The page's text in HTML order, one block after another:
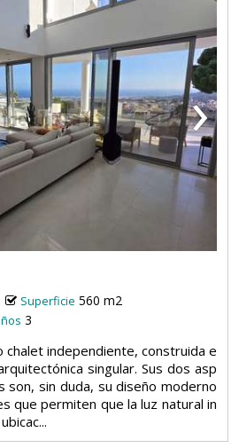
›
Superficie 560 m2
3
chalet independiente, construida e
singular. Sus dos asp
son, sin duda, su diseño moderno
que permiten que la luz natural in